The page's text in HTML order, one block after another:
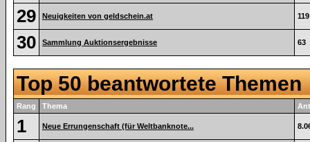
29 Neuigkeiten von geldschein.at 119
30 Sammlung Auktionsergebnisse 63
Top 50 beantwortete Themen
Rang Thema
1 Neue Errungenschaft (für Weltbanknote...